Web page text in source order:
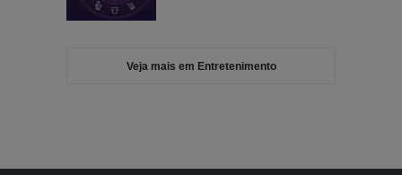
Veja mais em Entretenimento